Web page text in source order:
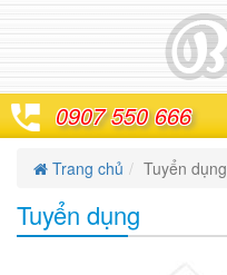
0907 550 666
Trang chủ
Tuyển dụng
Tuyển dụng